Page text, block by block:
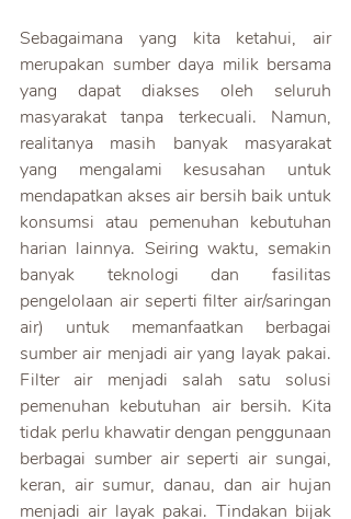
Sebagaimana yang kita ketahui, air
merupakan sumber daya milik bersama
yang dapat diakses oleh seluruh
masyarakat tanpa terkecuali. Namun,
realitanya masih banyak masyarakat
yang mengalami kesusahan untuk
mendapatkan akses air bersih baik untuk
konsumsi atau pemenuhan kebutuhan
harian lainnya. Seiring waktu, semakin
banyak teknologi dan fasilitas
pengelolaan air seperti filter air/saringan
air) untuk memanfaatkan berbagai
sumber air menjadi air yang layak pakai.
Filter air menjadi salah satu solusi
pemenuhan kebutuhan air bersih. Kita
tidak perlu khawatir dengan penggunaan
berbagai sumber air seperti air sungai,
keran, air sumur, danau, dan air hujan
menjadi air layak pakai. Tindakan bijak